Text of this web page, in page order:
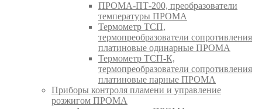
ПРОМА-ПТ-200, преобразователи
температуры ПРОМА
Термометр ТСП,
термопреобразователи сопротивления
платиновые одинарные ПРОМА
Термометр ТСП-К,
термопреобразователи сопротивления
платиновые парные ПРОМА
Приборы контроля пламени и управление
розжигом ПРОМА